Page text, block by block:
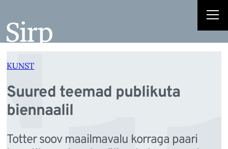
juurde
KUNST
Suured teemad publikuta
biennaalil
Totter soov maailmavalu korraga paari